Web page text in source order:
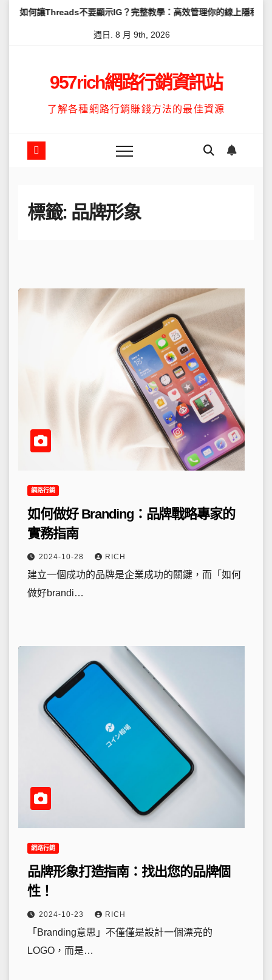
不要顯示IG？完整教學：高效管理你的線上隱私與數據安全
週日. 8 月 9th, 2026
957rich網路行銷資訊站
了解各種網路行銷賺錢方法的最佳資源
標籤: 品牌形象
網路行銷
如何做好 Branding：品牌戰略專家的
實務指南
2024-10-28 RICH
建立一個成功的品牌是企業成功的關鍵，而「如何
做好brandi…
網路行銷
品牌形象打造指南：找出您的品牌個
性！
2024-10-23 RICH
「Branding意思」不僅僅是設計一個漂亮的
LOGO，而是…